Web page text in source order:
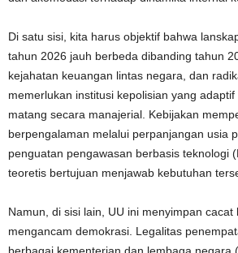
Di satu sisi, kita harus objektif bahwa
tahun 2026 jauh berbeda dibanding tahun
kejahatan keuangan lintas negara, dan
memerlukan institusi kepolisian yang
matang secara manajerial. Kebijakan
berpengalaman melalui perpanjangan usia
penguatan pengawasan berbasis teknologi
teoretis bertujuan menjawab kebutuhan
Namun, di sisi lain, UU ini menyimpan cacat
mengancam demokrasi. Legalitas
berbagai kementerian dan lembaga negara